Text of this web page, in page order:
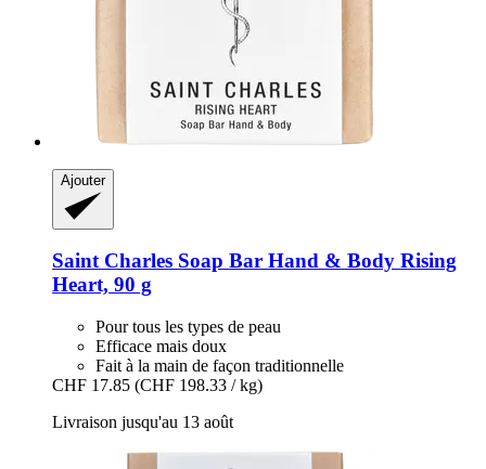
Ajouter
Saint Charles Soap Bar Hand & Body Rising
Heart, 90 g
Pour tous les types de peau
Efficace mais doux
Fait à la main de façon traditionnelle
CHF 17.85 (CHF 198.33 / kg)
Livraison jusqu'au 13 août